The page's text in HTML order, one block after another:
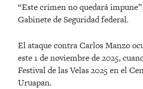
“Este crimen no quedará
Gabinete de Seguridad federal.
El ataque contra Carlos Manzo
este 1 de noviembre de 2025,
Festival de las Velas 2025 en el
Uruapan.